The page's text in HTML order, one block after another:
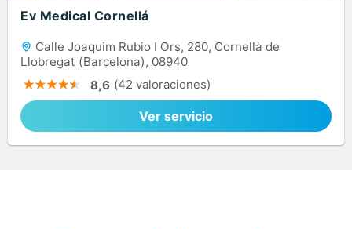
Ev Medical Cornellá
Calle Joaquim Rubio I Ors, 280, Cornellà de
Llobregat (Barcelona), 08940
8,6 (42 valoraciones)
Ver servicio